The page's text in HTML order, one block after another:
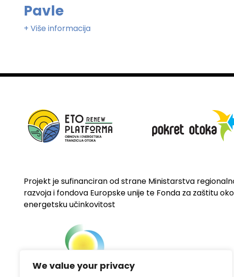
We value your privacy
Pavle
+ Više informacija
Projekt je sufinanciran od strane Ministarstva
razvoja i fondova Europske unije te Fonda za zaštitu
energetsku učinkovitost